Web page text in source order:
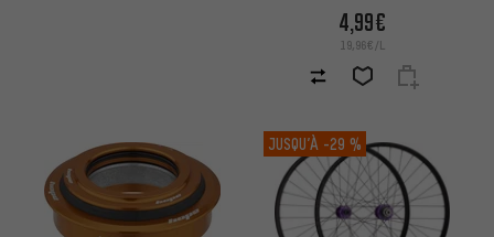
4,99€
19,96€/L
JUSQU’À -29 %